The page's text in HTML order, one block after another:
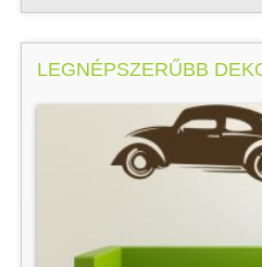
LEGNÉPSZERŰBB